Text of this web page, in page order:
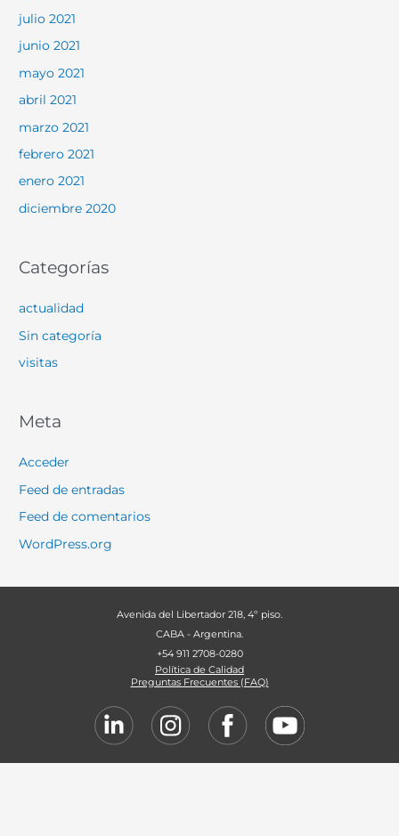
julio 2021
junio 2021
mayo 2021
abril 2021
marzo 2021
febrero 2021
enero 2021
diciembre 2020
Categorías
actualidad
Sin categoría
visitas
Meta
Acceder
Feed de entradas
Feed de comentarios
WordPress.org
Avenida del Libertador 218, 4º piso.
CABA - Argentina.
+54 911 2708-0280
Política de Calidad
Preguntas Frecuentes (FAQ)